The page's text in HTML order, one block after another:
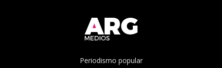
Periodismo popular